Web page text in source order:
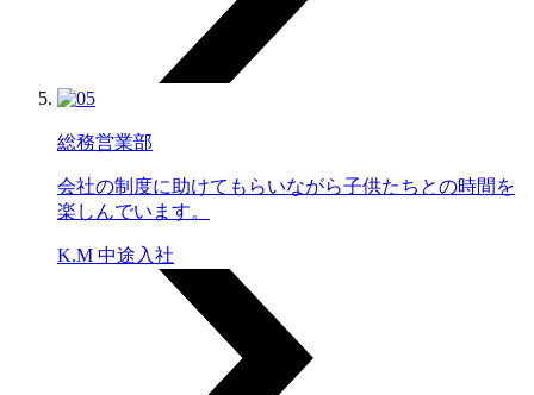
総務営業部
会社の制度に助けてもらいながら子供たちとの時間を
楽しんでいます。
K.M 中途入社